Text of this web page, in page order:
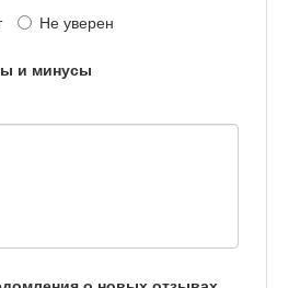
Не уверен
и минусы